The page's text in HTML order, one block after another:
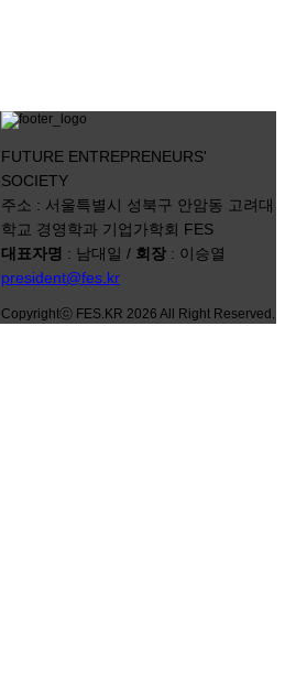
FUTURE ENTREPRENEURS'
SOCIETY
주소 : 서울특별시 성북구 안암동 고려대
학교 경영학과 기업가학회 FES
대표자명 : 남대일 / 회장 : 이승열
president@fes.kr
Copyrightⓒ FES.KR 2026 All Right Reserved.